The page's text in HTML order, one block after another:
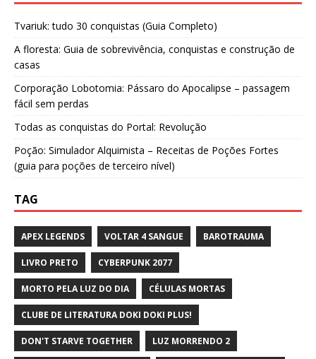
Tvariuk: tudo 30 conquistas (Guia Completo)
A floresta: Guia de sobrevivência, conquistas e construção de
casas
Corporação Lobotomia: Pássaro do Apocalipse – passagem
fácil sem perdas
Todas as conquistas do Portal: Revolução
Poção: Simulador Alquimista – Receitas de Poções Fortes
(guia para poções de terceiro nível)
TAG
APEX LEGENDS VOLTAR 4 SANGUE BAROTRAUMA
LIVRO PRETO CYBERPUNK 2077
MORTO PELA LUZ DO DIA CÉLULAS MORTAS
CLUBE DE LITERATURA DOKI DOKI PLUS!
DON'T STARVE TOGETHER LUZ MORRENDO 2